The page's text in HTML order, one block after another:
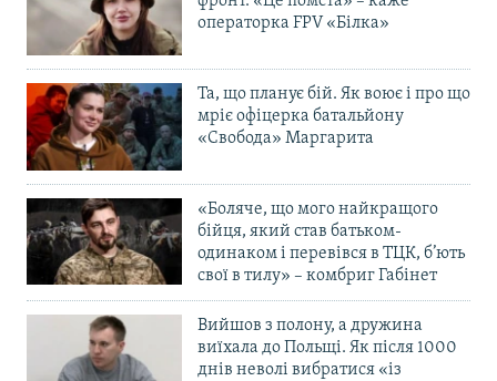
операторка FPV «Білка»
Та, що планує бій. Як воює і про що
мріє офіцерка батальйону
«Свобода» Маргарита
«Боляче, що мого найкращого
бійця, який став батьком-
одинаком і перевівся в ТЦК, б’ють
свої в тилу» – комбриг Габінет
Вийшов з полону, а дружина
виїхала до Польщі. Як після 1000
днів неволі вибратися «із